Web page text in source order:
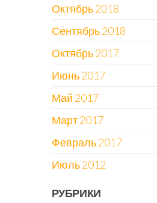
Октябрь 2018
Сентябрь 2018
Октябрь 2017
Июнь 2017
Май 2017
Март 2017
Февраль 2017
Июль 2012
РУБРИКИ